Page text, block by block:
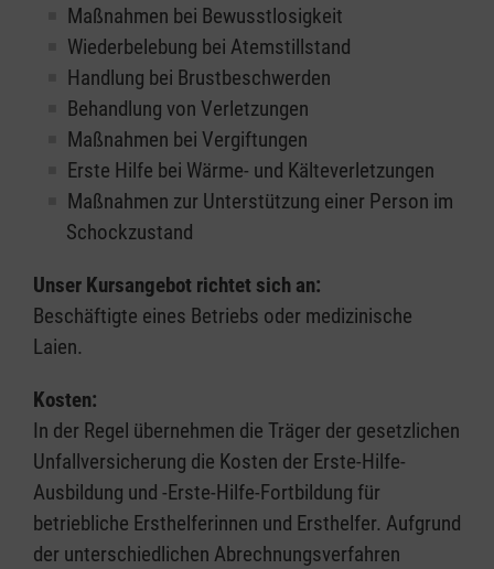
Maßnahmen bei Bewusstlosigkeit
Wiederbelebung bei Atemstillstand
Handlung bei Brustbeschwerden
Behandlung von Verletzungen
Maßnahmen bei Vergiftungen
Erste Hilfe bei Wärme- und Kälteverletzungen
Maßnahmen zur Unterstützung einer Person im
Schockzustand
Unser Kursangebot richtet sich an:
Beschäftigte eines Betriebs oder medizinische
Laien.
Kosten:
In der Regel übernehmen die Träger der gesetzlichen
Unfallversicherung die Kosten der Erste-Hilfe-
Ausbildung und -Erste-Hilfe-Fortbildung für
betriebliche Ersthelferinnen und Ersthelfer. Aufgrund
der unterschiedlichen Abrechnungsverfahren